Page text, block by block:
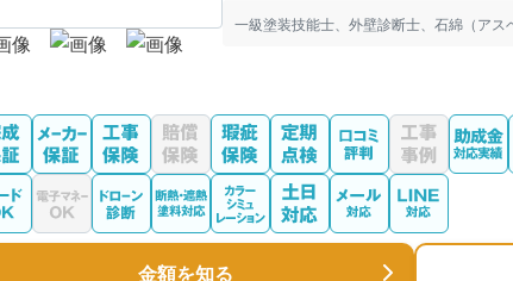
一級塗装技能士、外壁診断士、石綿（ア
金額を知る